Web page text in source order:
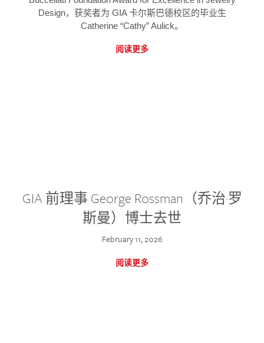
Design，获奖者为 GIA 卡尔斯巴德校区的毕业生
Catherine “Cathy” Aulick。
阅读更多
GIA 前理事 George Rossman（乔治·罗
斯曼）博士去世
February 11, 2026
阅读更多